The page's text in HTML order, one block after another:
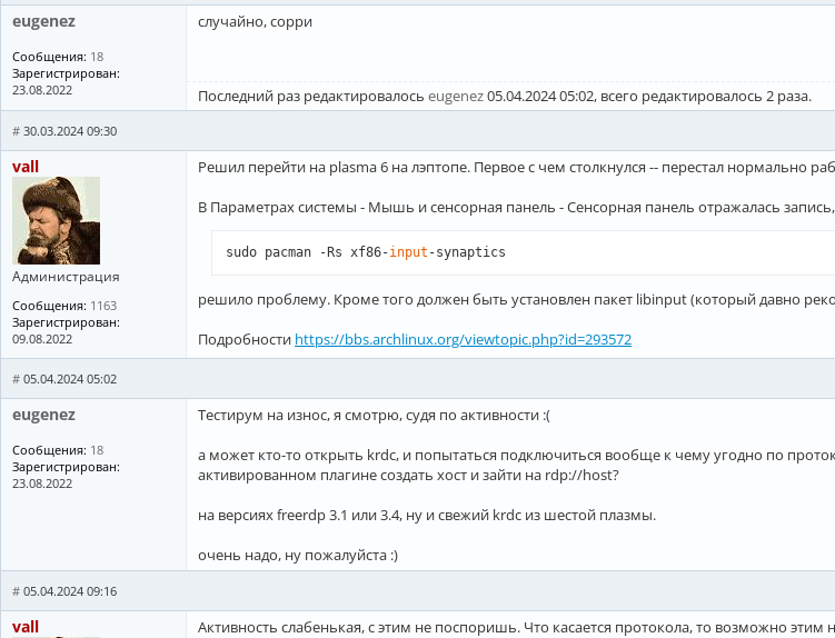
Дата установки       : Ср 06 дек 2023 13:14:38
Причина установки    : Явно установлен
❯ sudo pacman -Rsn khotkeys
проверка зависимостей...
Пакеты (5) kdelibs4support-5.115.0-1  kemoticons-5.115.0-1  kitemmodels5-
           kunitconversion5-5.115.0-1  khotkeys-5.27.10-1
Будет освобождено:  36,50 MiB
eugenez
Сообщения: 18
Зарегистрирован:
23.08.2022
случайно, сорри
Последний раз редактировалось eugenez05.04.2024 05:02, всего редактировалось 2 раза.
vall
Администрация
Сообщения: 1163
Зарегистрирован:
09.08.2022
# 30.03.2024 09:30
Решил перейти на plasma 6 на лэптопе. Первое с чем столкнулся -- перестал нормально
В Параметрах системы - Мышь и сенсорная панель - Сенсорная панель отражалась
sudo pacman -Rs xf86-input -synaptics
решило проблему. Кроме того должен быть установлен пакет libinput (который давно
Подробности https://bbs.archlinux.org/viewtopic.php?id=293572
eugenez
Сообщения: 18
Зарегистрирован:
23.08.2022
# 05.04.2024 05:02
Тестирум на износ, я смотрю, судя по активности :(
а может кто-то открыть krdc, и попытаться подключиться вообще к чему угодно по
активированном плагине создать хост и зайти на rdp://host?
на версиях freerdp 3.1 или 3.4, ну и свежий krdc из шестой плазмы.
очень надо, ну пожалуйста :)
vall
# 05.04.2024 09:16
Активность слабенькая, с этим не поспоришь. Что касается протокола, то возможно этим